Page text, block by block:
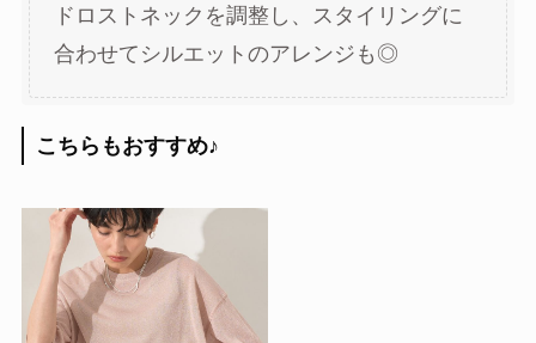
ドロストネックを調整し、スタイリングに
合わせてシルエットのアレンジも◎
こちらもおすすめ♪